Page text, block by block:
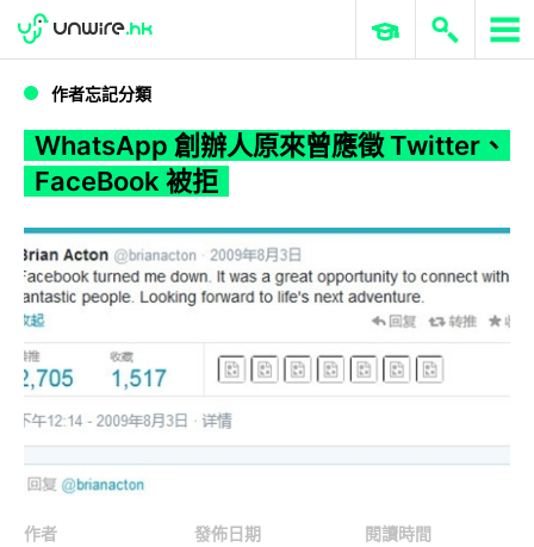
WWDC 2026 ERP 與商業 AI
作者忘記分類
WhatsApp 創辦人原來曾應徵 Twitter、
FaceBook 被拒
作者
發佈日期
閱讀時間